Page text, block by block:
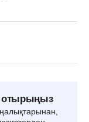
отырыңыз